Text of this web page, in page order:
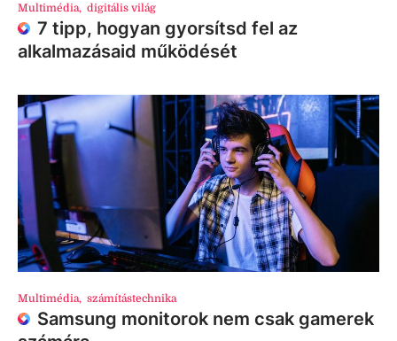
Multimédia, digitális világ
7 tipp, hogyan gyorsítsd fel az
alkalmazásaid működését
Multimédia, számítástechnika
Samsung monitorok nem csak gamerek